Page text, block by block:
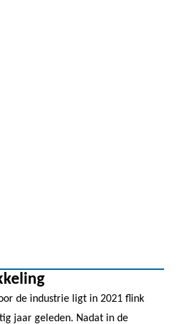
de industrie ligt in 2021 flink
jaar geleden. Nadat in de